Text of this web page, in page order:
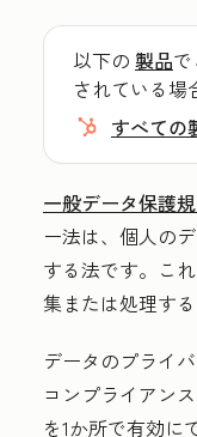
以下の 製品
されている場
すべての
一般データ保護
ー法は、個人の
する法です。こ
集または処理す
データのプライ
コンプライアン
を1か所で有効に